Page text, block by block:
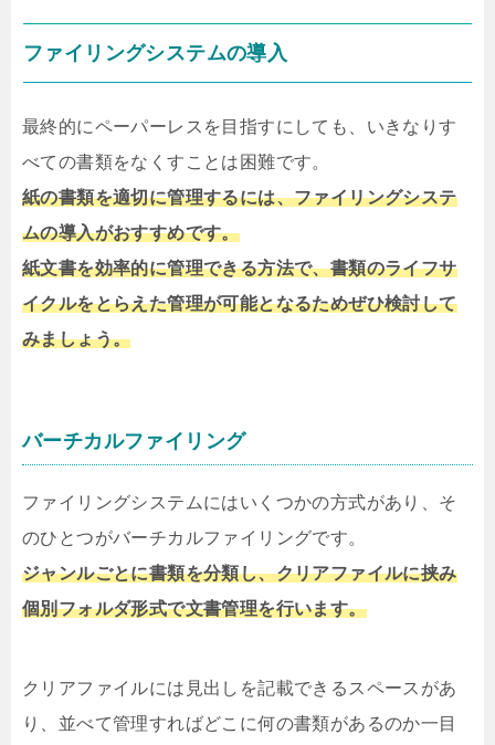
ファイリングシステムの導入
最終的にペーパーレスを目指すにしても、いきなりす
べての書類をなくすことは困難です。
紙の書類を適切に管理するには、ファイリングシステ
ムの導入がおすすめです。
紙文書を効率的に管理できる方法で、書類のライフサ
イクルをとらえた管理が可能となるためぜひ検討して
みましょう。
バーチカルファイリング
ファイリングシステムにはいくつかの方式があり、そ
のひとつがバーチカルファイリングです。
ジャンルごとに書類を分類し、クリアファイルに挟み
個別フォルダ形式で文書管理を行います。
クリアファイルには見出しを記載できるスペースがあ
り、並べて管理すればどこに何の書類があるのか一目